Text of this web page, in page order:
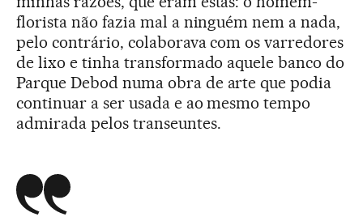
florista não fazia mal a ninguém nem a nada,
pelo contrário, colaborava com os varredores
de lixo e tinha transformado aquele banco do
Parque Debod numa obra de arte que podia
continuar a ser usada e ao mesmo tempo
admirada pelos transeuntes.